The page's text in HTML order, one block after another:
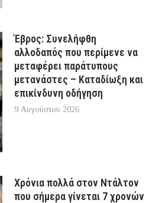
Έβρος: Συνελήφθη
αλλοδαπός που περίμενε να
μεταφέρει παράτυπους
μετανάστες – Καταδίωξη και
επικίνδυνη οδήγηση
9 Αυγούστου 2026
Χρόνια πολλά στον Ντάλτον
που σήμερα γίνεται 7 χρονών